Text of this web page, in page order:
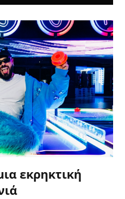
εκρηκτική